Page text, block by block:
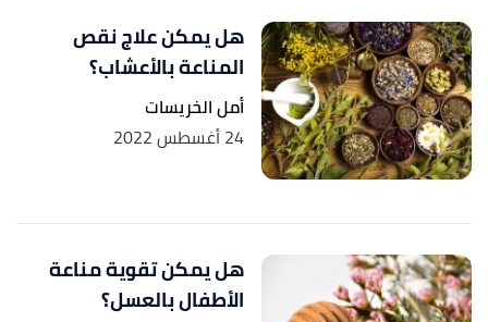
هل يمكن علاج نقص
المناعة بالأعشاب؟
أمل الخريسات
24 أغسطس 2022
هل يمكن تقوية مناعة
الأطفال بالعسل؟